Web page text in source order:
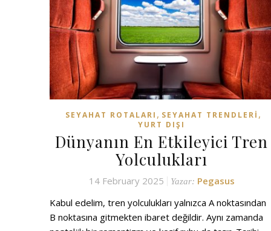
SEYAHAT ROTALARI , SEYAHAT TRENDLERI ,
YURT DIŞI
Dünyanın En Etkileyici Tren
Yolculukları
14 February 2025 Yazar: Pegasus
Kabul edelim, tren yolculukları yalnızca A noktasından
B noktasına gitmekten ibaret değildir. Aynı zamanda